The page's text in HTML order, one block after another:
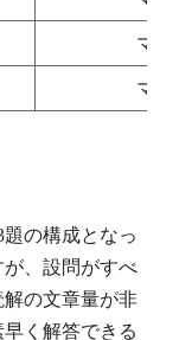
マ
マ
の構成となっ
、設問がすべ
の文章量が非
く解答できる